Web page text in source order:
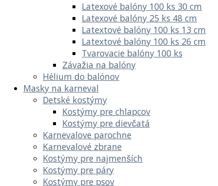
Latexové balóny 100 ks 30 cm
Latexové balóny 25 ks 48 cm
Latextové balóny 100 ks 13 cm
Latextové balóny 100 ks 26 cm
Tvarovacie balóny 100 ks
Závažia na balóny
Hélium do balónov
Masky na karneval
Detské kostýmy
Kostýmy pre chlapcov
Kostýmy pre dievčatá
Karnevalove parochne
Karnevalové zbrane
Kostýmy pre najmenších
Kostýmy pre páry
Kostýmy pre psov